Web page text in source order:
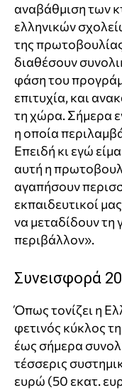
αναβάθμιση των
ελληνικών
της
διαθέσουν
φάση του
επιτυχία, και
τη χώρα. Σήμερα
η οποία
Επειδή κι εγώ
αυτή η
αγαπήσουν
εκπαιδευτικοί
να μεταδίδουν τη
περιβάλλον».
Συνεισφορά
Όπως τονίζει η
φετινός κύκλος
έως σήμερα
τέσσερις
ευρώ (50 εκατ.